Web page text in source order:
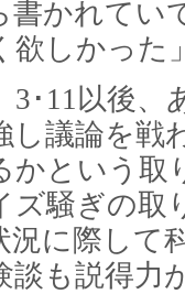
書かれてい
欲しかっ
3･11以後
し議論を戦
かという取
ズ騒ぎの取
況に際して
談も説得力